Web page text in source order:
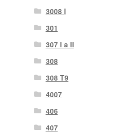
3008 I
301
307 I a II
308
308 T9
4007
406
407